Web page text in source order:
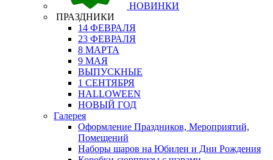
НОВИНКИ
ПРАЗДНИКИ
14 ФЕВРАЛЯ
23 ФЕВРАЛЯ
8 МАРТА
9 МАЯ
ВЫПУСКНЫЕ
1 СЕНТЯБРЯ
HALLOWEEN
НОВЫЙ ГОД
Галерея
Оформление Праздников, Мероприятий,
Помещений
Наборы шаров на Юбилеи и Дни Рождения